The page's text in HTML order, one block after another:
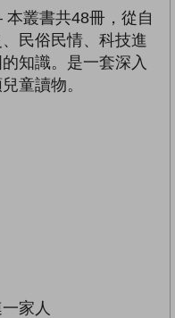
叢書共48冊，從自
民俗民情、科技進
知識。是一套深入
童讀物。
家人